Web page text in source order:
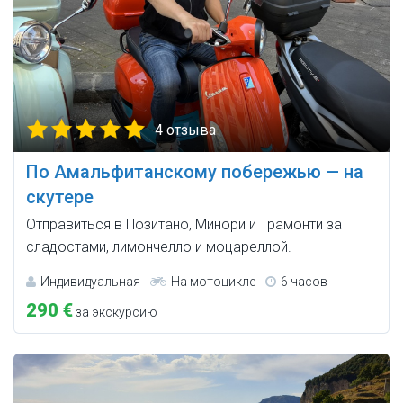
4 отзыва
По Амальфитанскому побережью — на
скутере
Отправиться в Позитано, Минори и Трамонти за
сладостами, лимончелло и моцареллой.
Индивидуальная На мотоцикле 6 часов
290 €за экскурсию